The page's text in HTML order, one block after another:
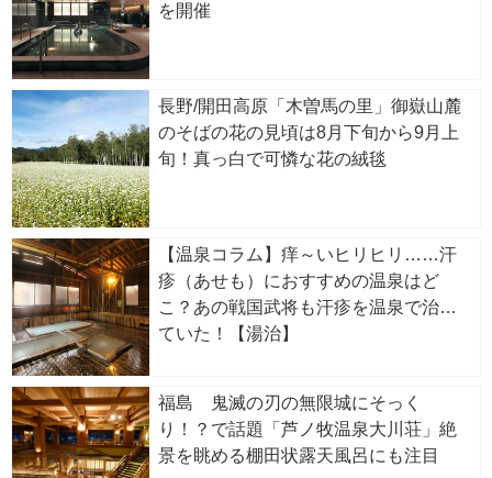
を開催
長野/開田高原「木曽馬の里」御嶽山麓
のそばの花の見頃は8月下旬から9月上
旬！真っ白で可憐な花の絨毯
【温泉コラム】痒～いヒリヒリ……汗
疹（あせも）におすすめの温泉はど
こ？あの戦国武将も汗疹を温泉で治し
ていた！【湯治】
福島 鬼滅の刃の無限城にそっく
り！？で話題「芦ノ牧温泉大川荘」絶
景を眺める棚田状露天風呂にも注目